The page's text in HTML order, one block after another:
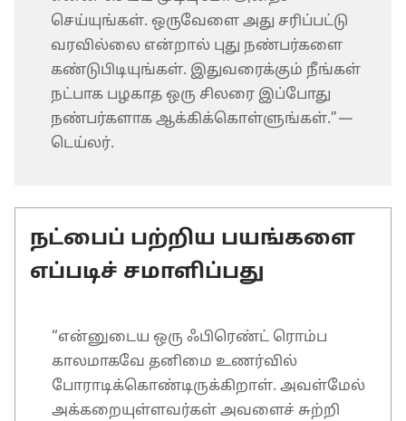
செய்யுங்கள். ஒருவேளை அது சரிப்பட்டு
வரவில்லை என்றால் புது நண்பர்களை
கண்டுபிடியுங்கள். இதுவரைக்கும் நீங்கள்
நட்பாக பழகாத ஒரு சிலரை இப்போது
நண்பர்களாக ஆக்கிக்கொள்ளுங்கள்.”—
டெய்லர்.
நட்பைப் பற்றிய பயங்களை
எப்படிச் சமாளிப்பது
“என்னுடைய ஒரு ஃபிரெண்ட் ரொம்ப
காலமாகவே தனிமை உணர்வில்
போராடிக்கொண்டிருக்கிறாள். அவள்மேல்
அக்கறையுள்ளவர்கள் அவளைச் சுற்றி